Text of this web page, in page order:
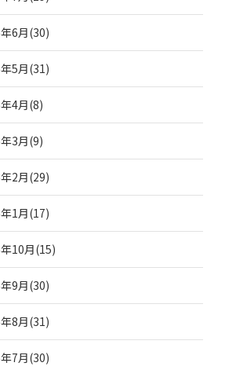
6月(30)
5月(31)
4月(8)
3月(9)
2月(29)
1月(17)
10月(15)
9月(30)
8月(31)
7月(30)